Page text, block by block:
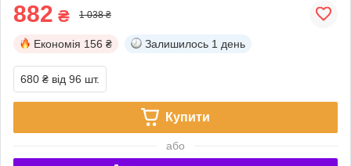
882 ₴ 1 038 ₴
Економія 156 ₴ Залишилось 1 день
680 ₴ від 96 шт.
Купити
або